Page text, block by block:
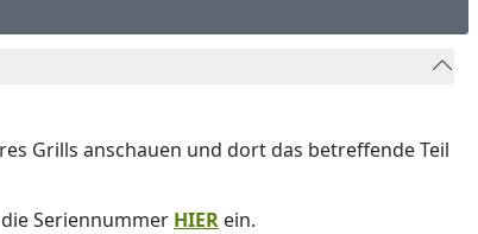
Grills anschauen und dort das betreffende Teil
Seriennummer HIER ein.